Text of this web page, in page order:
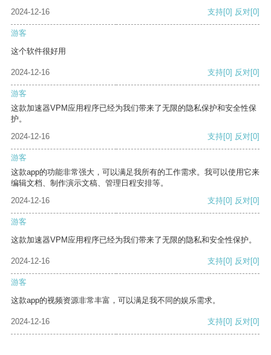
2024-12-16
支持[0] 反对[0]
游客
这个软件很好用
2024-12-16 支持[0] 反对[0]
游客
这款加速器VPM应用程序已经为我们带来了无限的隐私保护和安全性保
护。
2024-12-16
支持[0] 反对[0]
游客
这款app的功能非常强大，可以满足我所有的工作需求。我可以使用它来
编辑文档、制作演示文稿、管理日程安排等。
2024-12-16
支持[0] 反对[0]
游客
这款加速器VPM应用程序已经为我们带来了无限的隐私和安全性保护。
2024-12-16 支持[0] 反对[0]
游客
这款app的视频资源非常丰富，可以满足我不同的娱乐需求。
2024-12-16 支持[0] 反对[0]